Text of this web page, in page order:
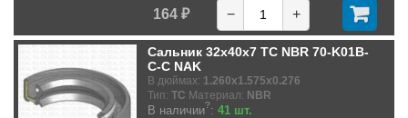
164 ₽ − +
Сальник 32x40x7 TC NBR 70-K01B-
C-C NAK
В дюймах: 1.260x1.575x0.276
Тип: TC Материал: NBR
В наличии?: 41 шт.